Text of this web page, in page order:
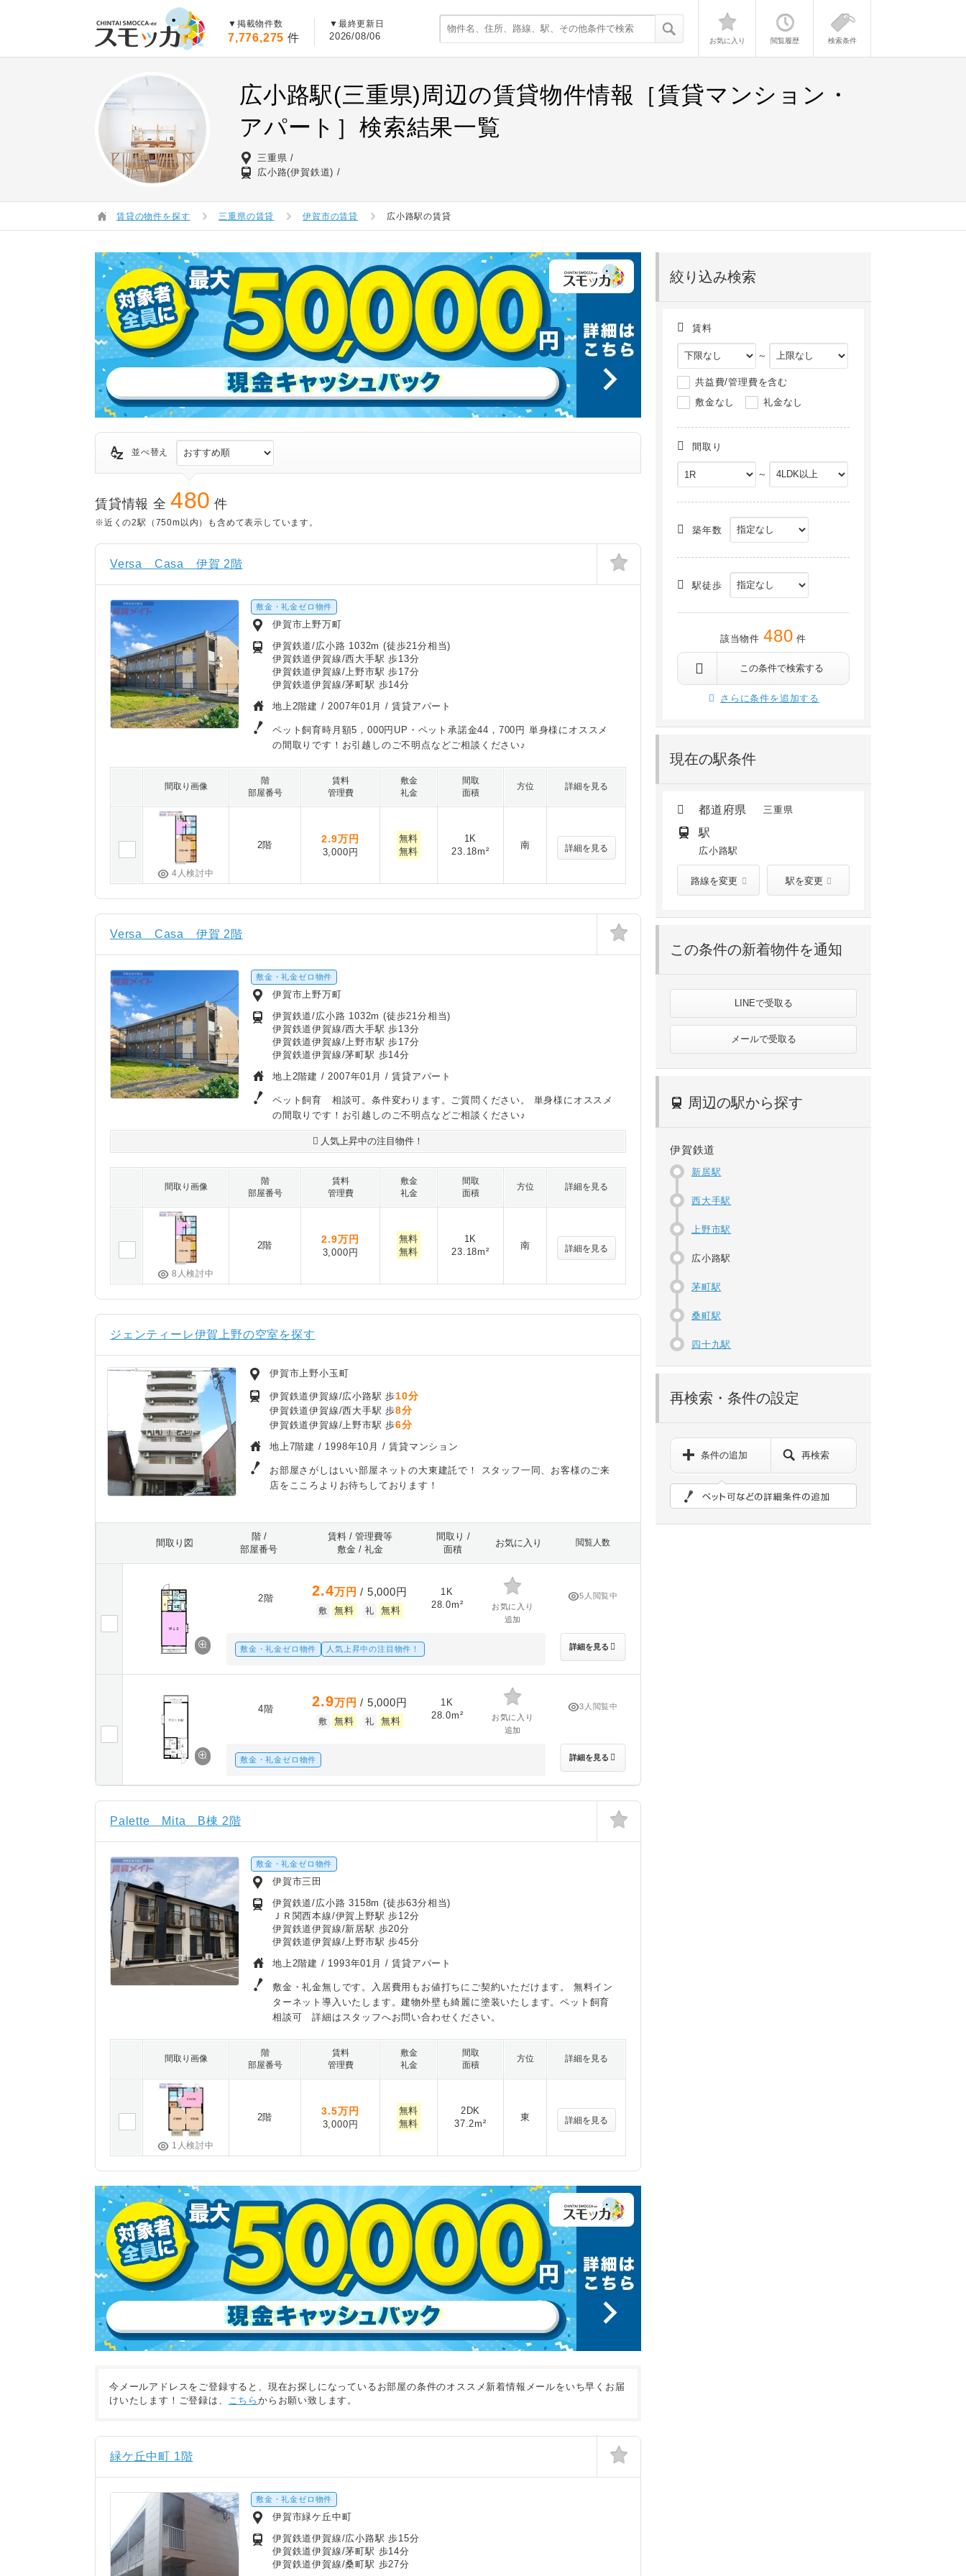
▼掲載物件数
7,776,275 件
▼最終更新日
2026/08/06 お気に入り 閲覧履歴 検索条件
広小路駅(三重県)周辺の賃貸物件情報［賃貸マンション・
アパート］検索結果一覧
三重県
広小路(伊賀鉄道)
賃貸の物件を探す 三重県の賃貸 伊賀市の賃貸 広小路駅の賃貸
絞り込み検索
賃料
～
共益費/管理費を含む
敷金なし
礼金なし
間取り
～
築年数
駅徒歩
該当物件 480 件
この条件で検索する
さらに条件を追加する
現在の駅条件
都道府県 三重県
駅
広小路駅
路線を変更 駅を変更
この条件の新着物件を通知
LINEで受取る
メールで受取る
周辺の駅から探す
伊賀鉄道
新居駅
西大手駅
上野市駅
広小路駅
茅町駅
桑町駅
四十九駅
再検索・条件の設定
条件の追加 再検索
並べ替え
賃貸情報 全 480 件
※近くの2駅（750m以内）も含めて表示しています。
Versa Casa 伊賀 2階
敷金・礼金ゼロ物件
伊賀市上野万町
伊賀鉄道/広小路 1032m (徒歩21分相当)
伊賀鉄道伊賀線/西大手駅 歩13分
伊賀鉄道伊賀線/上野市駅 歩17分
伊賀鉄道伊賀線/茅町駅 歩14分
地上2階建 /2007年01月 / 賃貸アパート
ペット飼育時月額5，000円UP・ペット承諾金44，700円 単身様にオススメ
の間取りです！お引越しのご不明点などご相談ください♪
間取り画像
階
部屋番号
賃料
管理費
敷金
礼金
間取
面積
方位 詳細を見る
4人検討中
2階
2.9万円
3,000円
無料
無料
1K
23.18m²
南 詳細を見る
Versa Casa 伊賀 2階
敷金・礼金ゼロ物件
伊賀市上野万町
伊賀鉄道/広小路 1032m (徒歩21分相当)
伊賀鉄道伊賀線/西大手駅 歩13分
伊賀鉄道伊賀線/上野市駅 歩17分
伊賀鉄道伊賀線/茅町駅 歩14分
地上2階建 /2007年01月 / 賃貸アパート
ペット飼育 相談可。条件変わります。ご質問ください。 単身様にオススメ
の間取りです！お引越しのご不明点などご相談ください♪
人気上昇中の注目物件！
間取り画像
階
部屋番号
賃料
管理費
敷金
礼金
間取
面積
方位 詳細を見る
8人検討中
2階
2.9万円
3,000円
無料
無料
1K
23.18m²
南 詳細を見る
ジェンティーレ伊賀上野の空室を探す
伊賀市上野小玉町
伊賀鉄道伊賀線/広小路駅 歩10分
伊賀鉄道伊賀線/西大手駅 歩8分
伊賀鉄道伊賀線/上野市駅 歩6分
地上7階建 / 1998年10月 / 賃貸マンション
お部屋さがしはいい部屋ネットの大東建託で！ スタッフ一同、お客様のご来
店をこころよりお待ちしております！
間取り図
階 /
部屋番号
賃料 / 管理費等
敷金 / 礼金
間取り /
面積
お気に入り 閲覧人数
2階 2.4万円 / 5,000円
敷 無料 礼 無料
1K
28.0m²
お気に入り
追加
敷金・礼金ゼロ物件 人気上昇中の注目物件！
5人閲覧中
詳細を見る
4階 2.9万円 / 5,000円
敷 無料 礼 無料
1K
28.0m²
お気に入り
追加
敷金・礼金ゼロ物件
3人閲覧中
詳細を見る
Palette Mita B棟 2階
敷金・礼金ゼロ物件
伊賀市三田
伊賀鉄道/広小路 3158m (徒歩63分相当)
ＪＲ関西本線/伊賀上野駅 歩12分
伊賀鉄道伊賀線/新居駅 歩20分
伊賀鉄道伊賀線/上野市駅 歩45分
地上2階建 / 1993年01月 / 賃貸アパート
敷金・礼金無しです。入居費用もお値打ちにご契約いただけます。 無料イン
ターネット導入いたします。建物外壁も綺麗に塗装いたします。ペット飼育
相談可 詳細はスタッフへお問い合わせください。
間取り画像
階
部屋番号
賃料
管理費
敷金
礼金
間取
面積
方位 詳細を見る
1人検討中
2階
3.5万円
3,000円
無料
無料
2DK
37.2m²
東 詳細を見る
今メールアドレスをご登録すると、現在お探しになっているお部屋の条件のオススメ新着情報メールをいち早くお届
けいたします！ご登録は、 こちらからお願い致します。
緑ケ丘中町 1階
敷金・礼金ゼロ物件
伊賀市緑ケ丘中町
伊賀鉄道伊賀線/広小路駅 歩15分
伊賀鉄道伊賀線/茅町駅 歩14分
伊賀鉄道伊賀線/桑町駅 歩27分